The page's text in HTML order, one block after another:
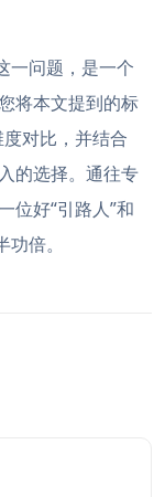
一问题，是一个
将本文提到的标
对比，并结合
的选择。通往专
位好“引路人”和
倍。